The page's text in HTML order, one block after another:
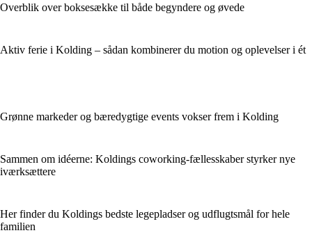
Overblik over boksesække til både begyndere og øvede
Aktiv ferie i Kolding – sådan kombinerer du motion og oplevelser i ét
Grønne markeder og bæredygtige events vokser frem i Kolding
Sammen om idéerne: Koldings coworking-fællesskaber styrker nye
iværksættere
Her finder du Koldings bedste legepladser og udflugtsmål for hele
familien